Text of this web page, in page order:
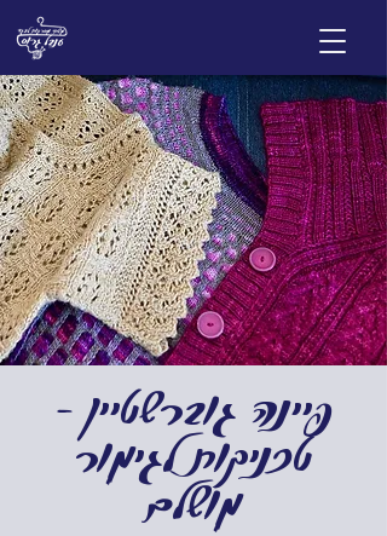
פיינה גוברשטיין -
טכניקות לגימור
מושלם